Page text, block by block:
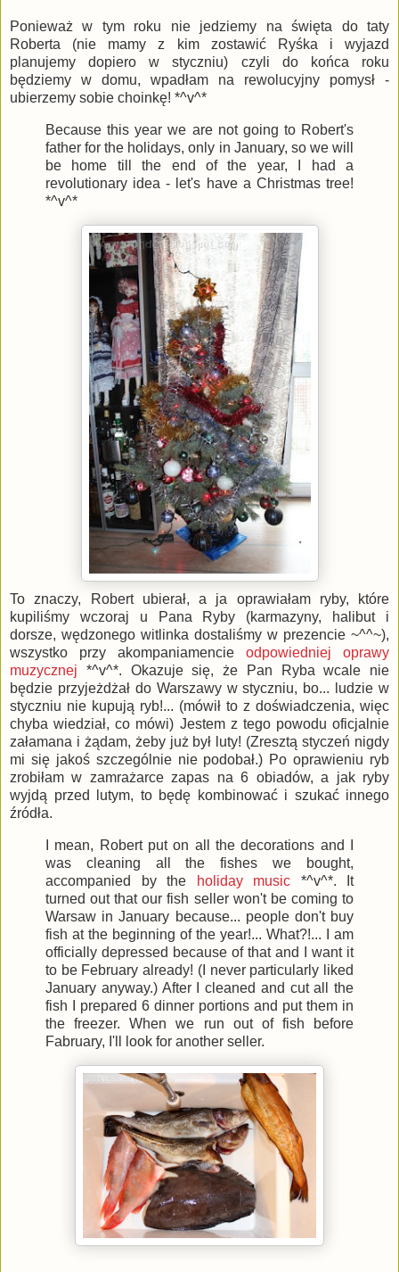
Ponieważ w tym roku nie jedziemy na święta do taty
Roberta (nie mamy z kim zostawić Ryśka i wyjazd
planujemy dopiero w styczniu) czyli do końca roku
będziemy w domu, wpadłam na rewolucyjny pomysł -
ubierzemy sobie choinkę! *^v^*
Because this year we are not going to Robert's
father for the holidays, only in January, so we will
be home till the end of the year, I had a
revolutionary idea - let's have a Christmas tree!
*^v^*
To znaczy, Robert ubierał, a ja oprawiałam ryby, które
kupiliśmy wczoraj u Pana Ryby (karmazyny, halibut i
dorsze, wędzonego witlinka dostaliśmy w prezencie ~^^~),
wszystko przy akompaniamencie odpowiedniej oprawy
muzycznej *^v^*. Okazuje się, że Pan Ryba wcale nie
będzie przyjeżdżał do Warszawy w styczniu, bo... ludzie w
styczniu nie kupują ryb!... (mówił to z doświadczenia, więc
chyba wiedział, co mówi) Jestem z tego powodu oficjalnie
załamana i żądam, żeby już był luty! (Zresztą styczeń nigdy
mi się jakoś szczególnie nie podobał.) Po oprawieniu ryb
zrobiłam w zamrażarce zapas na 6 obiadów, a jak ryby
wyjdą przed lutym, to będę kombinować i szukać innego
źródła.
I mean, Robert put on all the decorations and I
was cleaning all the fishes we bought,
accompanied by the
holiday music *^v^*. It
turned out that our fish seller won't be coming to
Warsaw in January because... people don't buy
fish at the beginning of the year!... What?!... I am
officially depressed because of that and I want it
to be February already! (I never particularly liked
January anyway.) After I cleaned and cut all the
fish I prepared 6 dinner portions and put them in
the freezer. When we run out of fish before
Fabruary, I'll look for another seller.